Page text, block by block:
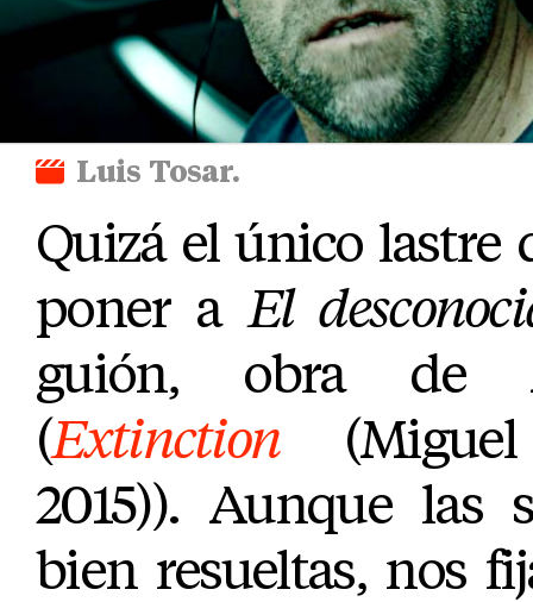
Luis Tosar.
Quizá el único lastre
poner aEl
guión, obra de
(Extinction(Miguel
2015)). Aunque las
bien resueltas, nos